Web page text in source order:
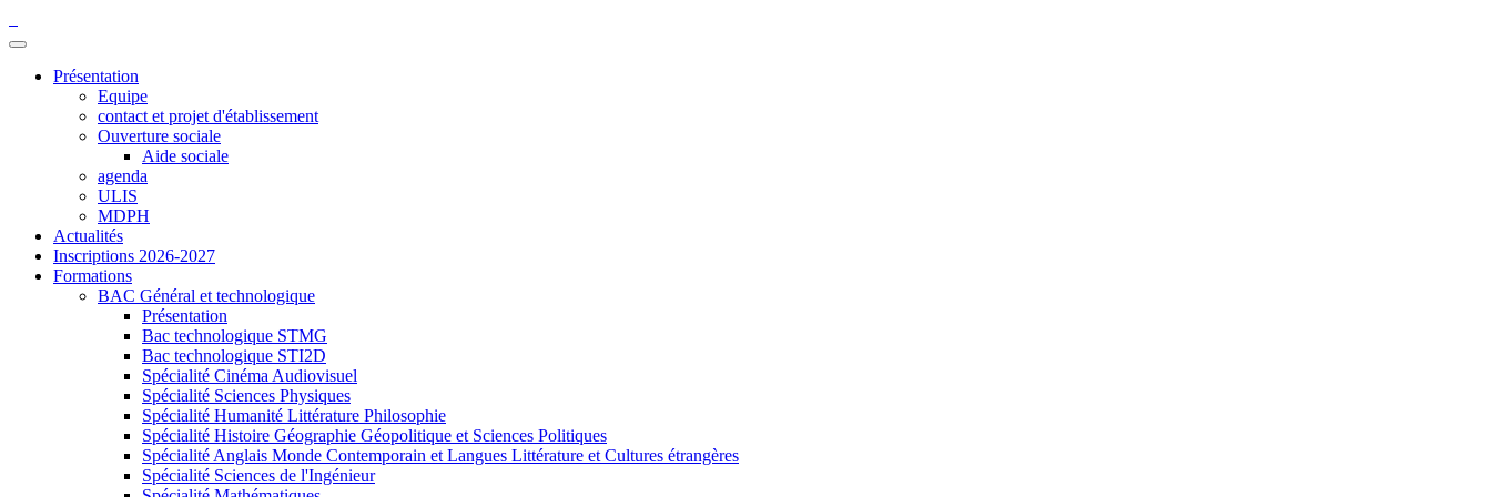
Présentation
Equipe
contact et projet d'établissement
Ouverture sociale
Aide sociale
agenda
ULIS
MDPH
Actualités
Inscriptions 2026-2027
Formations
BAC Général et technologique
Présentation
Bac technologique STMG
Bac technologique STI2D
Spécialité Cinéma Audiovisuel
Spécialité Sciences Physiques
Spécialité Humanité Littérature Philosophie
Spécialité Histoire Géographie Géopolitique et Sciences Politiques
Spécialité Anglais Monde Contemporain et Langues Littérature et Cultures étrangères
Spécialité Sciences de l'Ingénieur